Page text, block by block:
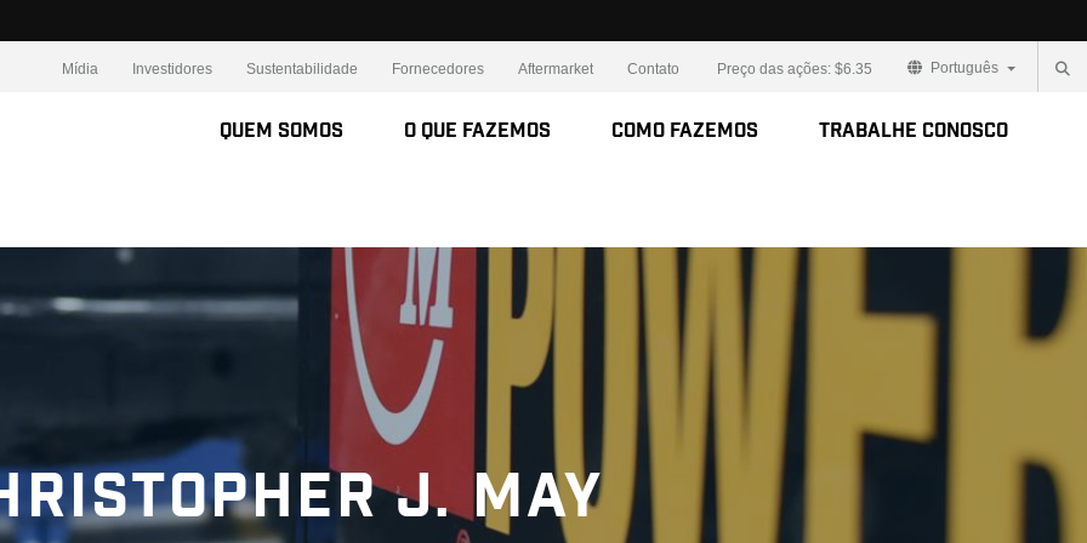
Mídia Investidores Sustentabilidade Fornecedores Aftermarket Contato Preço das ações: $6.35 Português
Quem somos O Que Fazemos Como Fazemos Trabalhe Conosco
J. May